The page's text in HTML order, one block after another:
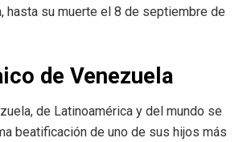
hasta su muerte el 8 de septiembre de
de Venezuela
de Latinoamérica y del mundo se
beatificación de uno de sus hijos más